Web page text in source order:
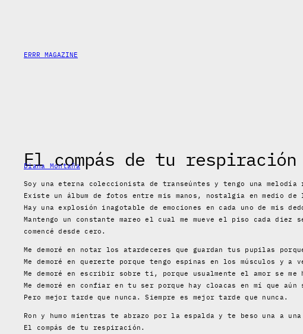
ERRR MAGAZINE
El compás de tu respiración
Diana Montaña
Soy una eterna coleccionista de transeúntes y tengo una
Existe un álbum de fotos entre mis manos, nostalgia en medio
Hay una explosión inagotable de emociones en cada uno de mis
Mantengo un constante mareo el cual me mueve el piso cada
comencé desde cero.
Me demoré en notar los atardeceres que guardan tus pupilas
Me demoré en quererte porque tengo espinas en los músculos y a
Me demoré en escribir sobre ti, porque usualmente el amor se
Me demoré en confiar en tu ser porque hay cloacas en mí que
Pero mejor tarde que nunca. Siempre es mejor tarde que nunca.
Ron y humo mientras te abrazo por la espalda y te beso una a
El compás de tu respiración.